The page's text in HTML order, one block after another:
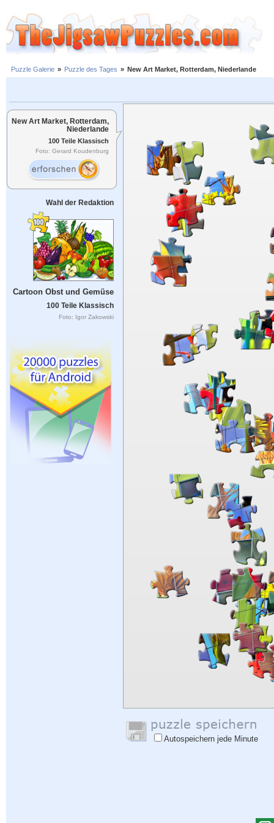
Puzzle Galerie » Puzzle des Tages » New Art Market, Rotterdam, Niederlande
New Art Market, Rotterdam,
Niederlande
100 Teile Klassisch
Foto: Gerard Koudenburg
Wahl der Redaktion
Cartoon Obst und Gemüse
100 Teile Klassisch
Foto: Igor Zakowski
Autospeichern jede Minute